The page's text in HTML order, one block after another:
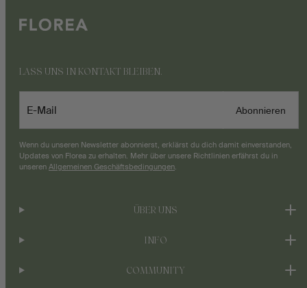
LASS UNS IN KONTAKT BLEIBEN.
E-Mail Abonnieren
Wenn du unseren Newsletter abonnierst, erklärst du dich damit einverstanden,
Updates von Florea zu erhalten. Mehr über unsere Richtlinien erfährst du in
unseren Allgemeinen Geschäftsbedingungen.
ÜBER UNS
INFO
COMMUNITY